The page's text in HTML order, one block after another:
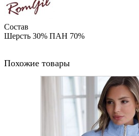
Состав
Шерсть 30% ПАН 70%
Похожие товары